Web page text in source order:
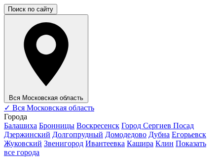
Поиск по сайту
Вся Московская область
✓ Вся Московская область
Города
Балашиха Бронницы Воскресенск Город Сергиев Посад
Дзержинский Долгопрудный Домодедово Дубна Егорьевск
Жуковский Звенигород Ивантеевка Кашира Клин Показать
все города